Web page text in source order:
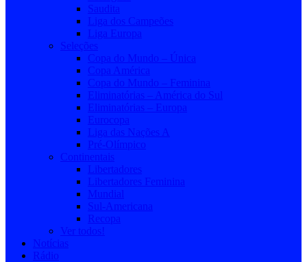
Saudita
Liga dos Campeões
Liga Europa
Seleções
Copa do Mundo – Única
Copa América
Copa do Mundo – Feminina
Eliminatórias – América do Sul
Eliminatórias – Europa
Eurocopa
Liga das Nações A
Pré-Olímpico
Continentais
Libertadores
Libertadores Feminina
Mundial
Sul-Americana
Recopa
Ver todos!
Notícias
Rádio